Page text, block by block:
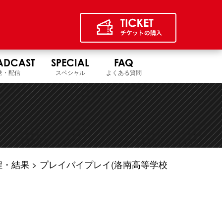
・配信
SPECIAL
スペシャル
FAQ
よくある質問
・結果
プレイバイプレイ(洛南高等学校